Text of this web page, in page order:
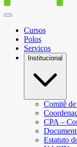
Cursos
Polos
Serviços
Institucional
Comitê
CPA –
Estatuto